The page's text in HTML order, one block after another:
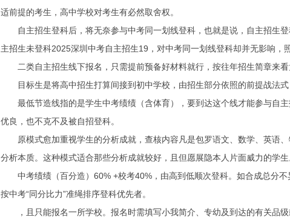
适前提的考生，高中学校对考生有必然取舍权。
自主招生登科后，将无奈参与中考同一划线登科，也就是说，自主招生
主招生未登科2025深圳中考自主招生19，对中考同一划线登科却并无影响，
二类自主招生线下报名，只需提前预备好材料就行，按往年招生简章来看
目标生是将高中招生打算间接到初中学校，由招生部分依照的前提战法式
最低节造线指的是学生中考绩绩（含体育），要到达这个线才能参与自
优良，也不克不及被自招登科。
原模式愈加重视学生的分析成就，查核内容凡是包罗语文、数学、英语
分析本质。这种模式适合那些分析成就较好，且但愿展隐本人片面威力的学生
中考绩绩（百分造）60% +校考40%，由高到低顺次登科。如合成总分不
按中考“同分比力”准绳排序登科优先者。
，且只能报名一所学校。报名时需填写小我简介、专幼及到达的有关品级